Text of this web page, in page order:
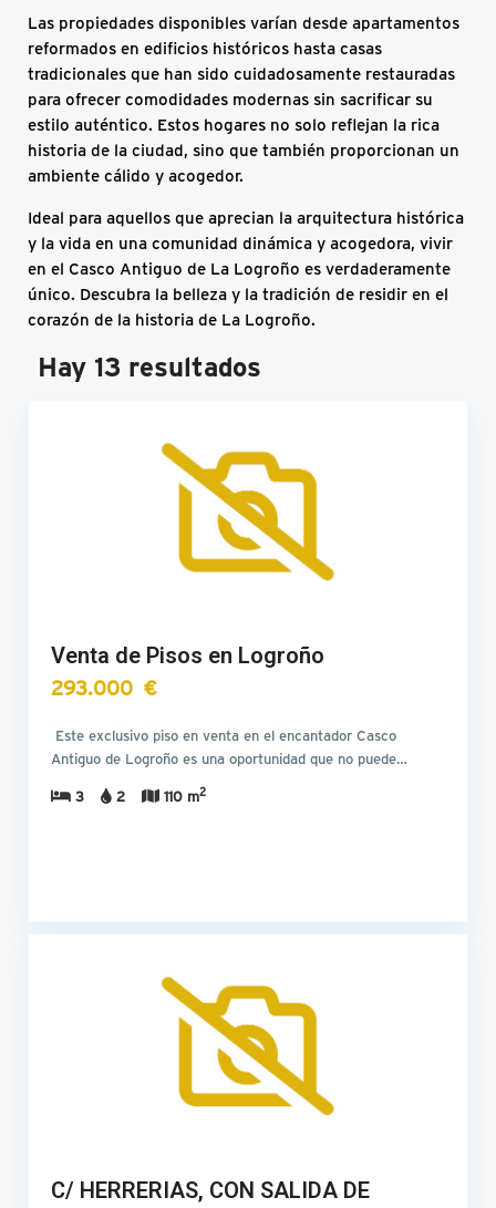
Las propiedades disponibles varían desde apartamentos
reformados en edificios históricos hasta casas
tradicionales que han sido cuidadosamente restauradas
para ofrecer comodidades modernas sin sacrificar su
estilo auténtico. Estos hogares no solo reflejan la rica
historia de la ciudad, sino que también proporcionan un
ambiente cálido y acogedor.
Ideal para aquellos que aprecian la arquitectura histórica
y la vida en una comunidad dinámica y acogedora, vivir
en el Casco Antiguo de La Logroño es verdaderamente
único. Descubra la belleza y la tradición de residir en el
corazón de la historia de La Logroño.
Hay 13 resultados
Venta de Pisos en Logroño
293.000 €
Este exclusivo piso en venta en el encantador Casco
Antiguo de Logroño es una oportunidad que no puede…
3
2 110 m2
C/ HERRERIAS, CON SALIDA DE